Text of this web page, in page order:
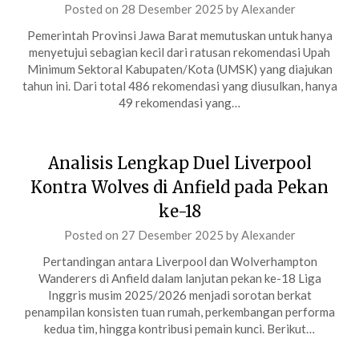
Posted on 28 Desember 2025 byAlexander
Pemerintah Provinsi Jawa Barat memutuskan untuk hanya
menyetujui sebagian kecil dari ratusan rekomendasi Upah
Minimum Sektoral Kabupaten/Kota (UMSK) yang diajukan
tahun ini. Dari total 486 rekomendasi yang diusulkan, hanya
49 rekomendasi yang…
Analisis Lengkap Duel Liverpool
Kontra Wolves di Anfield pada Pekan
ke-18
Posted on 27 Desember 2025 byAlexander
Pertandingan antara Liverpool dan Wolverhampton
Wanderers di Anfield dalam lanjutan pekan ke-18 Liga
Inggris musim 2025/2026 menjadi sorotan berkat
penampilan konsisten tuan rumah, perkembangan performa
kedua tim, hingga kontribusi pemain kunci. Berikut…